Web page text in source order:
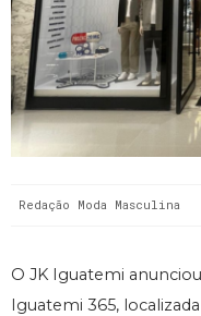
Redação Moda Masculina
O JK Iguatemi
Iguatemi 365,